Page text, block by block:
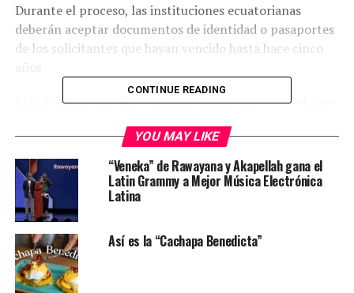
Durante el proceso, las instituciones ecuatorianas
deberán aceptar documentos de identidad o pasaportes
de los solicitantes que hayan vencido hasta hace cinco
El Gobierno de Ecuador ha tomado la decisión de ofrecer
proceso de regularización para los venezolanos y sus
familias que se encuentren en el país. Esta medida está
dirigida a aquellos que cuentan con un certificado de
permanencia migratoria caducado o que aún no han
obtenido un visado especial.
El decreto ejecutivo, firmado por el presidente
Noboa, señala que se otorgará amnistía migratoria y se
implementará un proceso extraordinario de
CONTINUE READING
YOU MAY LIKE
“Veneka” de Rawayana y Akapellah gana el
Latin Grammy a Mejor Música Electrónica
Latina
Así es la “Cachapa Benedicta”